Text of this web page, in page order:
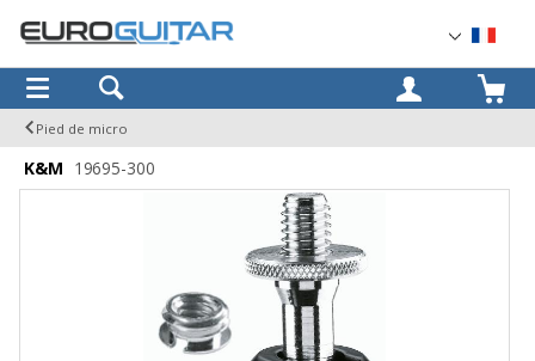
OK
Pied de micro
K&M 19695-300